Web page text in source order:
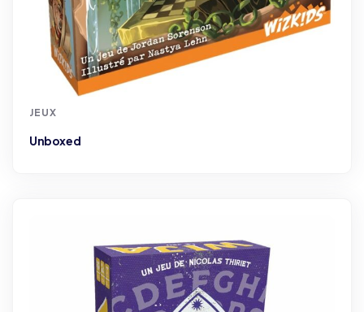
JEUX
Unboxed